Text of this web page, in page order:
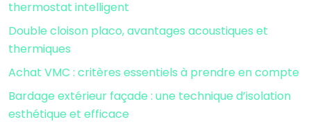
thermostat intelligent
Double cloison placo, avantages acoustiques et
thermiques
Achat VMC : critères essentiels à prendre en compte
Bardage extérieur façade : une technique d’isolation
esthétique et efficace